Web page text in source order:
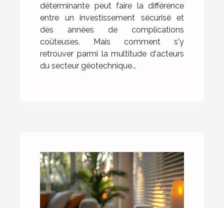
déterminante peut faire la différence
entre un investissement sécurisé et
des années de complications
coûteuses. Mais comment s'y
retrouver parmi la multitude d'acteurs
du secteur géotechnique...